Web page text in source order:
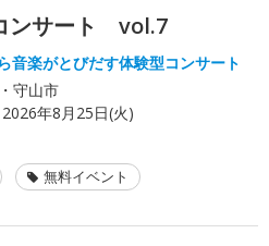
ンサート vol.7
音楽がとびだす体験型コンサート
守山市
2026年8月25日(火)
無料イベント